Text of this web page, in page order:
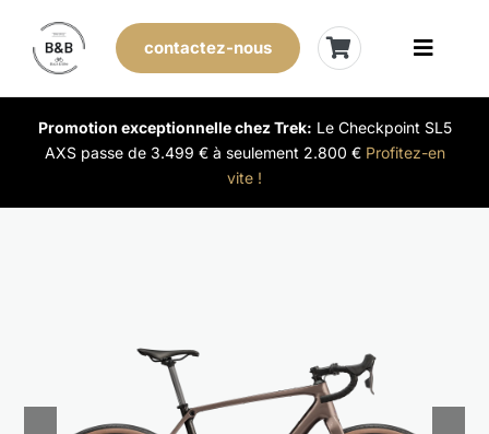
content
Toggle
Vélos de stock
contactez-nous
Promotion exceptionnelle chez Trek: Le Checkpoint SL5
AXS passe de 3.499 € à seulement 2.800 € Profitez-en
vite !